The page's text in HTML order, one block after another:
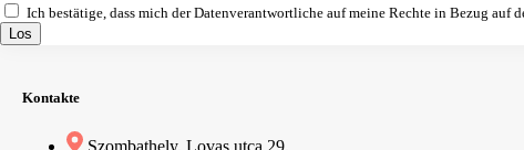
Ich bestätige, dass mich der Datenverantwortliche auf meine Rechte in Bezug
Los
Kontakte
Szombathely, Lovas utca 29.